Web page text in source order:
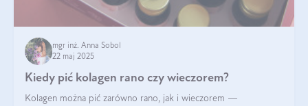
mgr inż. Anna Sobol
22 maj 2025
Kiedy pić kolagen rano czy wieczorem?
Kolagen można pić zarówno rano, jak i wieczorem —